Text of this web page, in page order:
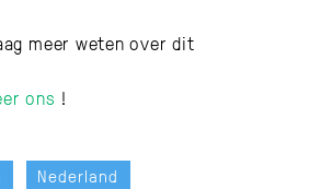
meer weten over dit
ons !
Nederland